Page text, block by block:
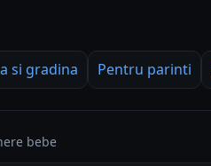
si gradina Pentru parinti
bebe